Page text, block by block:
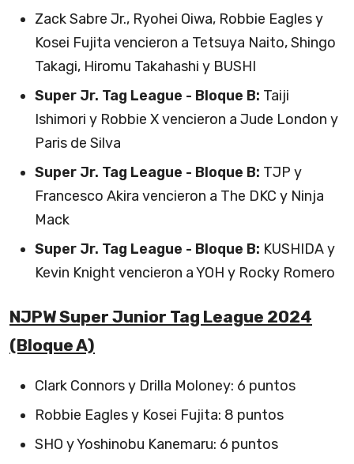
Zack Sabre Jr., Ryohei Oiwa, Robbie Eagles y
Kosei Fujita vencieron a Tetsuya Naito, Shingo
Takagi, Hiromu Takahashi y BUSHI
Super Jr. Tag League - Bloque B: Taiji
Ishimori y Robbie X vencieron a Jude London y
Paris de Silva
Super Jr. Tag League - Bloque B: TJP y
Francesco Akira vencieron a The DKC y Ninja
Mack
Super Jr. Tag League - Bloque B: KUSHIDA y
Kevin Knight vencieron a YOH y Rocky Romero
NJPW Super Junior Tag League 2024
(Bloque A)
Clark Connors y Drilla Moloney: 6 puntos
Robbie Eagles y Kosei Fujita: 8 puntos
SHO y Yoshinobu Kanemaru: 6 puntos